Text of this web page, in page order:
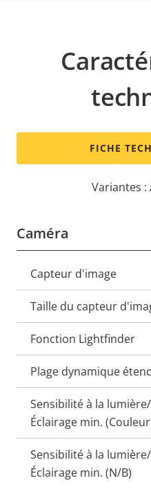
FICHE
Variantes :
Caméra
Description
de la
propriété
la
Capteur d'image
Taille du capteur
Fonction Lightfinder
Plage dynamique
Sensibilité à la lumière/
Éclairage min.
Sensibilité à la lumière/
Éclairage min. (N/B)